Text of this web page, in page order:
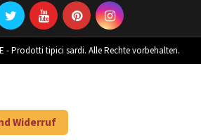
- Prodotti tipici sardi. Alle Rechte vorbehalten.
Widerruf